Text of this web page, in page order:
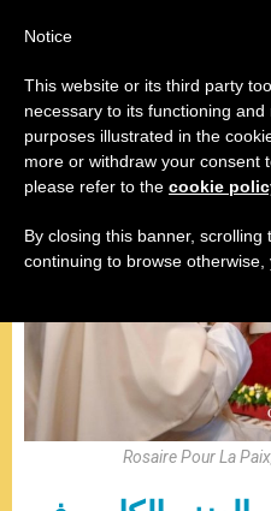
البابا فرنسيس,صلاة
Rosaire Pour La
Notice
This website or its third party
necessary to its functioning
purposes illustrated in the
more or withdraw your consent
please refer to the cookie
By closing this banner,
continuing to browse